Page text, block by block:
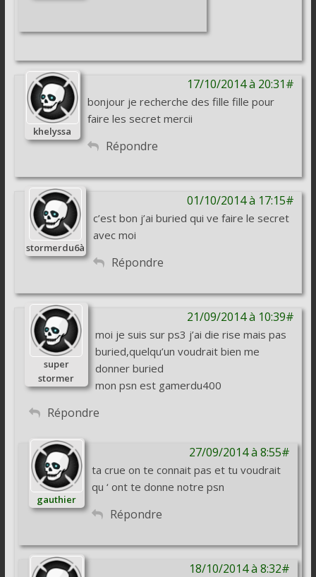
17/10/2014 à 20:31#
khelyssa
bonjour je recherche des fille fille pour
faire les secret mercii
Répondre
01/10/2014 à 17:15#
stormerdu6à
c’est bon j’ai buried qui ve faire le secret
avec moi
Répondre
21/09/2014 à 10:39#
super
stormer
moi je suis sur ps3 j’ai die rise mais pas
buried,quelqu’un voudrait bien me
donner buried
mon psn est gamerdu400
Répondre
27/09/2014 à 8:55#
gauthier
ta crue on te connait pas et tu voudrait
qu ‘ ont te donne notre psn
Répondre
18/10/2014 à 8:32#